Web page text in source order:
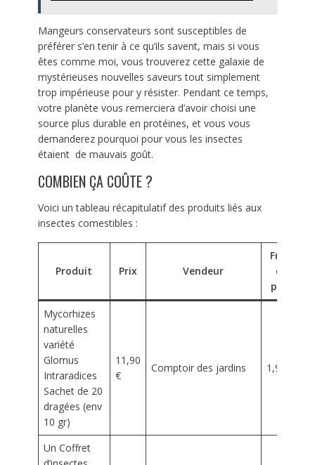
Mangeurs conservateurs sont susceptibles de
préférer s’en tenir à ce qu’ils savent, mais si vous
êtes comme moi, vous trouverez cette galaxie de
mystérieuses nouvelles saveurs tout simplement
trop impérieuse pour y résister. Pendant ce temps,
votre planète vous remerciera d’avoir choisi une
source plus durable en protéines, et vous vous
demanderez pourquoi pour vous les insectes
étaient de mauvais goût.
COMBIEN ÇA COÛTE ?
Voici un tableau récapitulatif des produits liés aux
insectes comestibles :
Produit Prix Vendeur
Frais
de
port
Mycorhizes
naturelles
variété
Glomus
Intraradices
Sachet de 20
dragées (env
10 gr)
11,90
€
Comptoir des jardins 1,90 €
Un Coffret